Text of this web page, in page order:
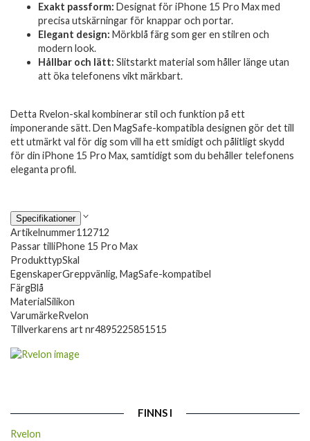
Exakt passform: Designat för iPhone 15 Pro Max med
precisa utskärningar för knappar och portar.
Elegant design: Mörkblå färg som ger en stilren och
modern look.
Hållbar och lätt: Slitstarkt material som håller länge utan
att öka telefonens vikt märkbart.
Detta Rvelon-skal kombinerar stil och funktion på ett
imponerande sätt. Den MagSafe-kompatibla designen gör det till
ett utmärkt val för dig som vill ha ett smidigt och pålitligt skydd
för din iPhone 15 Pro Max, samtidigt som du behåller telefonens
eleganta profil.
Specifikationer
Artikelnummer112712
Passar tilliPhone 15 Pro Max
ProdukttypSkal
EgenskaperGreppvänlig, MagSafe-kompatibel
FärgBlå
MaterialSilikon
VarumärkeRvelon
Tillverkarens art nr4895225851515
FINNS I
Rvelon